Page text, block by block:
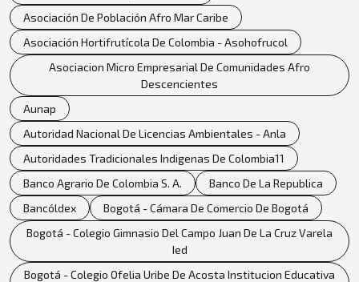
Asociación De Población Afro Mar Caribe
Asociación Hortifrutícola De Colombia - Asohofrucol
Asociacion Micro Empresarial De Comunidades Afro
Descencientes
Aunap
Autoridad Nacional De Licencias Ambientales - Anla
Autoridades Tradicionales Indigenas De Colombia11
Banco Agrario De Colombia S. A.
Banco De La Republica
Bancóldex
Bogotá - Cámara De Comercio De Bogotá
Bogotá - Colegio Gimnasio Del Campo Juan De La Cruz Varela
Ied
Bogotá - Colegio Ofelia Uribe De Acosta Institucion Educativa